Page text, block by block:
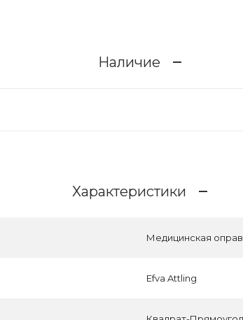
Наличие
Характеристики
Медицинская
Efva Attling